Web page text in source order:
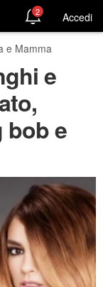
2 Accedi
e Mamma
e
bob e